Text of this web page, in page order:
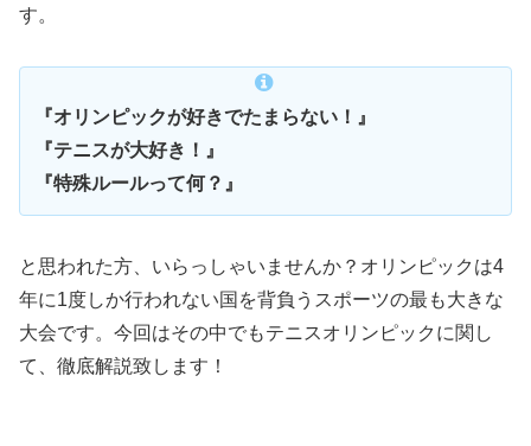
す。
『オリンピックが好きでたまらない！』
『テニスが大好き！』
『特殊ルールって何？』
と思われた方、いらっしゃいませんか？オリンピックは4
年に1度しか行われない国を背負うスポーツの最も大きな
大会です。今回はその中でもテニスオリンピックに関し
て、徹底解説致します！